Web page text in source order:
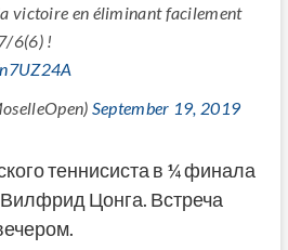
victoire en éliminant facilement
6(6) !
September 19, 2019
теннисиста в ¼ финала
Цонга. Встреча